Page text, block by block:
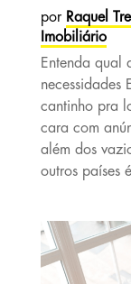
por Raquel
Imobiliário
Entenda qual
necessidades
cantinho pra
cara com
além dos
outros países